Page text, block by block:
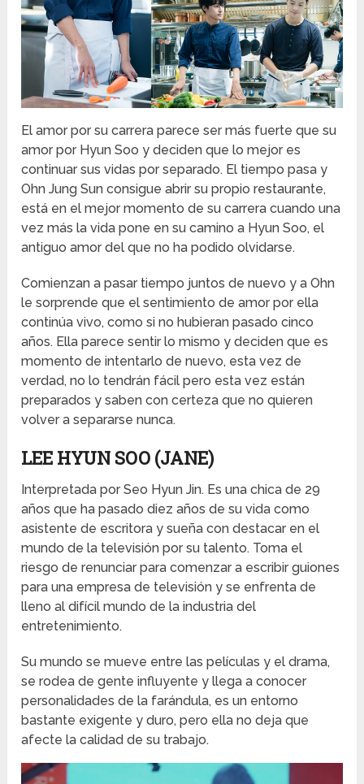
El amor por su carrera parece ser más fuerte que su
amor por Hyun Soo y deciden que lo mejor es
continuar sus vidas por separado. El tiempo pasa y
Ohn Jung Sun consigue abrir su propio restaurante,
está en el mejor momento de su carrera cuando una
vez más la vida pone en su camino a Hyun Soo, el
antiguo amor del que no ha podido olvidarse.
Comienzan a pasar tiempo juntos de nuevo y a Ohn
le sorprende que el sentimiento de amor por ella
continúa vivo, como si no hubieran pasado cinco
años. Ella parece sentir lo mismo y deciden que es
momento de intentarlo de nuevo, esta vez de
verdad, no lo tendrán fácil pero esta vez están
preparados y saben con certeza que no quieren
volver a separarse nunca.
LEE HYUN SOO (JANE)
Interpretada por Seo Hyun Jin. Es una chica de 29
años que ha pasado diez años de su vida como
asistente de escritora y sueña con destacar en el
mundo de la televisión por su talento. Toma el
riesgo de renunciar para comenzar a escribir guiones
para una empresa de televisión y se enfrenta de
lleno al difícil mundo de la industria del
entretenimiento.
Su mundo se mueve entre las películas y el drama,
se rodea de gente influyente y llega a conocer
personalidades de la farándula, es un entorno
bastante exigente y duro, pero ella no deja que
afecte la calidad de su trabajo.